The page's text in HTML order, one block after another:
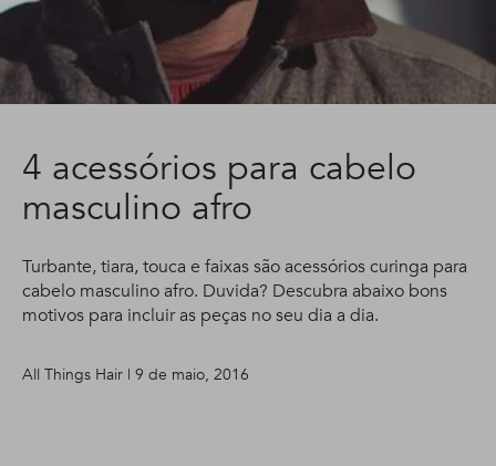
4 acessórios para cabelo
masculino afro
Turbante, tiara, touca e faixas são acessórios curinga para
cabelo masculino afro. Duvida? Descubra abaixo bons
motivos para incluir as peças no seu dia a dia.
All Things Hair | 9 de maio, 2016